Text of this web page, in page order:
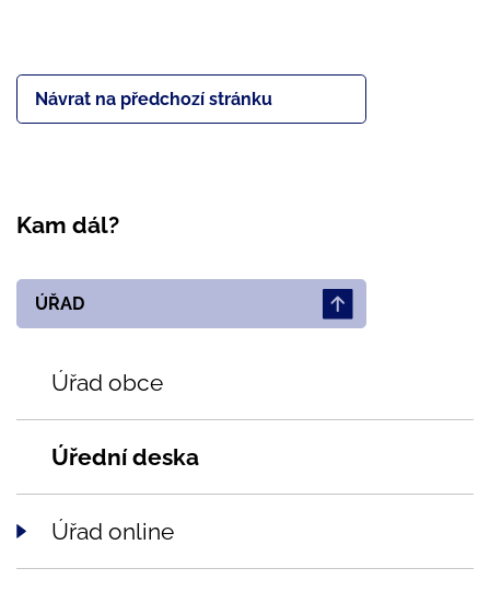
Návrat na předchozí stránku
Kam dál?
ÚŘAD
Úřad obce
Úřední deska
Úřad online